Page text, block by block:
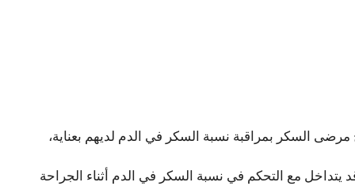
السكر بمراقبة نسبة السكر في الدم لديهم بعناية،
يتداخل مع التحكم في نسبة السكر في الدم أثناء الجراحة